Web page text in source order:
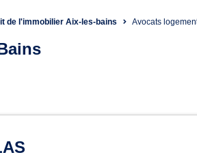
de l'immobilier Aix-les-bains Avocats
à Aix-les-Bains